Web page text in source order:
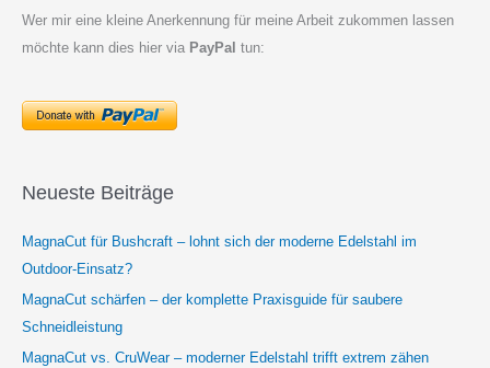
Wer mir eine kleine Anerkennung für meine Arbeit zukommen lassen
möchte kann dies hier via PayPal tun:
Neueste Beiträge
MagnaCut für Bushcraft – lohnt sich der moderne Edelstahl im
Outdoor-Einsatz?
MagnaCut schärfen – der komplette Praxisguide für saubere
Schneidleistung
MagnaCut vs. CruWear – moderner Edelstahl trifft extrem zähen